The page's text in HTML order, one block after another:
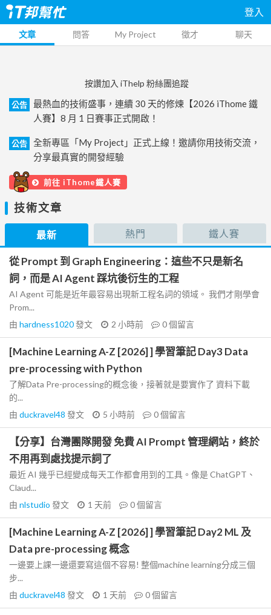
登入
文章 問答 My Project 徵才 聊天
按讚加入 iThelp 粉絲團追蹤
公告
最熱血的技術盛事，連續 30 天的修煉【2026 iThome 鐵
人賽】8 月 1 日賽事正式開啟！
公告
全新專區「My Project」正式上線！邀請你用技術交流，
分享最真實的開發經驗
前往 iThome鐵人賽
技術文章
最新 熱門 鐵人賽
從 Prompt 到 Graph Engineering：這些不只是新名
詞，而是 AI Agent 踩坑後衍生的工程
AI Agent 可能是近年最容易出現新工程名詞的領域。 我們才剛學會
Prom...
由 hardness1020發文 2 小時前 0個留言
[Machine Learning A-Z [2026] ] 學習筆記 Day3 Data
pre-processing with Python
了解Data Pre-processing的概念後，接著就是要實作了 資料下載
的...
由 duckravel48 發文 5 小時前 0個留言
【分享】台灣團隊開發 免費 AI Prompt 管理網站，終於
不用再到處找提示詞了
最近 AI 幾乎已經變成每天工作都會用到的工具。像是 ChatGPT、
Claud...
由 nlstudio 發文 1 天前 0個留言
[Machine Learning A-Z [2026] ] 學習筆記 Day2 ML 及
Data pre-processing 概念
一邊要上課一邊還要寫這個不容易! 整個machine learning分成三個
步...
由 duckravel48 發文 1 天前 0個留言